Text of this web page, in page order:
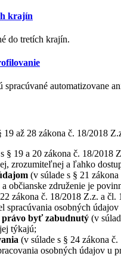
krajín
do tretích krajín.
spracúvané automatizovane
až 28 zákona č. 18/2018
§ 19 a 20 zákona č. 18/2018
zrozumiteľnej a ľahko
(v súlade s § 21
občianske združenie je
zákona č. 18/2018 Z.z. a
spracúvania osobných
právo byť zabudnutý (v
týkajú;
(v súlade s § 24 zákona
osobných údajov u